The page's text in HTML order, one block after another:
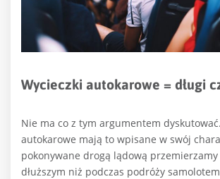
Wycieczki autokarowe = długi
Nie ma co z tym argumentem
autokarowe mają to wpisane w swój
pokonywane drogą lądową przemierzamy
dłuższym niż podczas podróży